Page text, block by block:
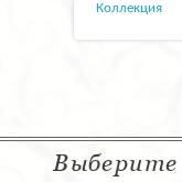
Коллекция